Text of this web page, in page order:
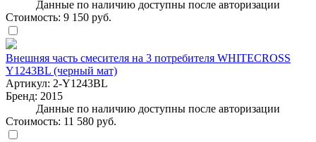
Данные по наличию доступны после авторизации
Стоимость: 9 150 руб.
Внешняя часть смесителя на 3 потребителя WHITECROSS
Y1243BL (черный мат)
Артикул: 2-Y1243BL
Бренд: 2015
Данные по наличию доступны после авторизации
Стоимость: 11 580 руб.